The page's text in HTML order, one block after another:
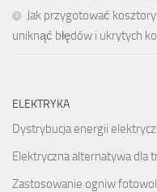
Jak przygotować
uniknąć błędów i ukrytych
ELEKTRYKA
Dystrybucja energii
Elektryczna alternatywa dla
Zastosowanie ogniw